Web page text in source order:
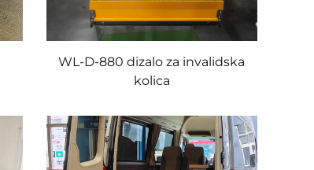
WL-D-880 dizalo za invalidska
kolica